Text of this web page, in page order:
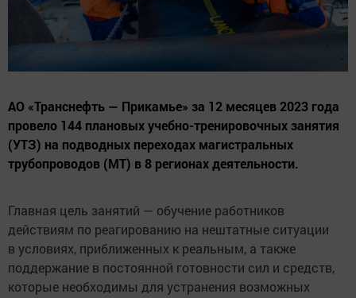
АО «Транснефть — Прикамье» за 12 месяцев 2023 года
провело 144 плановых учебно-тренировочных занятия
(УТЗ) на подводных переходах магистральных
трубопроводов (МТ) в 8 регионах деятельности.
Главная цель занятий — обучение работников
действиям по реагированию на нештатные ситуации
в условиях, приближенных к реальным, а также
поддержание в постоянной готовности сил и средств,
которые необходимы для устранения возможных